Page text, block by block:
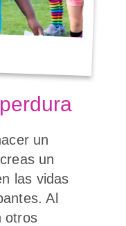
un
un
las vidas
Al
otros